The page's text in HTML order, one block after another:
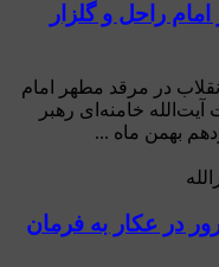
راحل و گلزار
در مرقد مطهر امام
خامنه‌ای رهبر
بهمن ماه ...
در عکار به فرمان